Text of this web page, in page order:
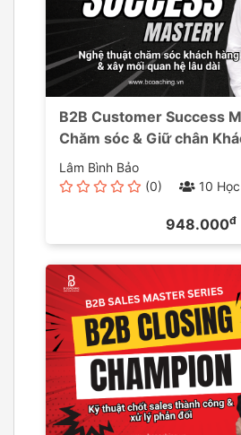
B2B Customer Success
Chăm sóc & Giữ chân
Lâm Bình Bảo
(0)
10
948.000đ